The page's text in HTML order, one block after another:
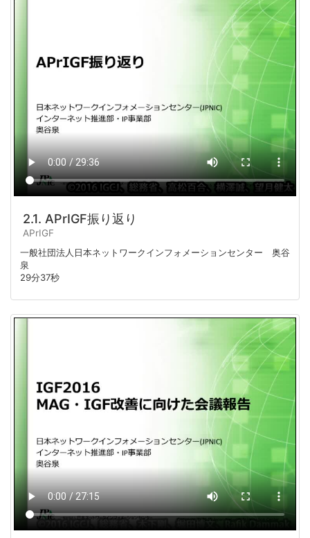
2.1. APrIGF振り返り
APrIGF
一般社団法人日本ネットワークインフォメーションセンター 奥谷
泉
29分37秒